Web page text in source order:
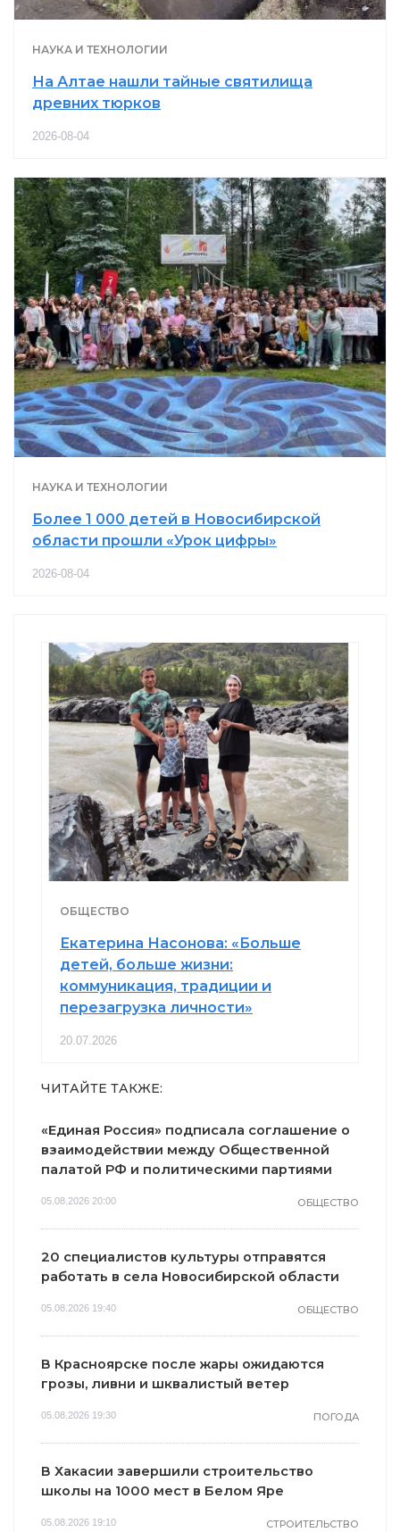
НАУКА И ТЕХНОЛОГИИ
На Алтае нашли тайные святилища
древних тюрков
2026-08-04
НАУКА И ТЕХНОЛОГИИ
Более 1 000 детей в Новосибирской
области прошли «Урок цифры»
2026-08-04
ОБЩЕСТВО
Екатерина Насонова: «Больше
детей, больше жизни:
коммуникация, традиции и
перезагрузка личности»
20.07.2026
ЧИТАЙТЕ ТАКЖЕ:
«Единая Россия» подписала соглашение о
взаимодействии между Общественной
палатой РФ и политическими партиями
05.08.2026 20:00 ОБЩЕСТВО
20 специалистов культуры отправятся
работать в села Новосибирской области
05.08.2026 19:40 ОБЩЕСТВО
В Красноярске после жары ожидаются
грозы, ливни и шквалистый ветер
05.08.2026 19:30 ПОГОДА
В Хакасии завершили строительство
школы на 1000 мест в Белом Яре
05.08.2026 19:10 СТРОИТЕЛЬСТВО